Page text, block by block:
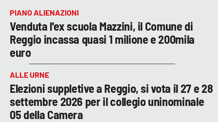
PIANO ALIENAZIONI
Venduta l'ex scuola Mazzini, il Comune di
Reggio incassa quasi 1 milione e 200mila
euro
ALLE URNE
Elezioni suppletive a Reggio, si vota il 27 e 28
settembre 2026 per il collegio uninominale
05 della Camera